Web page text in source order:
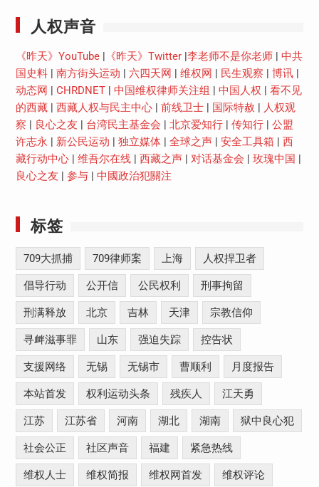
人权声音
《昨天》YouTube| 《昨天》Twitter|李老师不是你老师| 中共
国史料| 南方街头运动 | 六四天网 | 维权网 | 民生观察 | 博讯|
动态网 | CHRDNET| 中国维权律师关注组 | 中国人权 | 看不见
的西藏| 西藏人权与民主中心| 前线卫士| 国际特赦 | 人权观
察 | 良心之友 | 台湾民主基金会 | 北京爱知行| 传知行| 公盟
许志永 | 新公民运动 | 独立媒体| 全球之声| 安全工具箱 | 西
藏行动中心| 维吾尔在线| 西藏之声| 对话基金会 | 玫瑰中国 |
良心之友 | 参与| 中國政治犯關注
标签
709大抓捕 709律师案 上海 人权捍卫者
倡导行动 公开信 公民权利 刑事拘留
刑满释放 北京 吉林 天津 宗教信仰
寻衅滋事罪 山东 强迫失踪 控告状
支援网络 无锡 无锡市 曹顺利 月度报告
本站首发 权利运动头条 残疾人 江天勇
江苏 江苏省 河南 湖北 湖南 狱中良心犯
社会公正 社区声音 福建 紧急热线
维权人士 维权简报 维权网首发 维权评论